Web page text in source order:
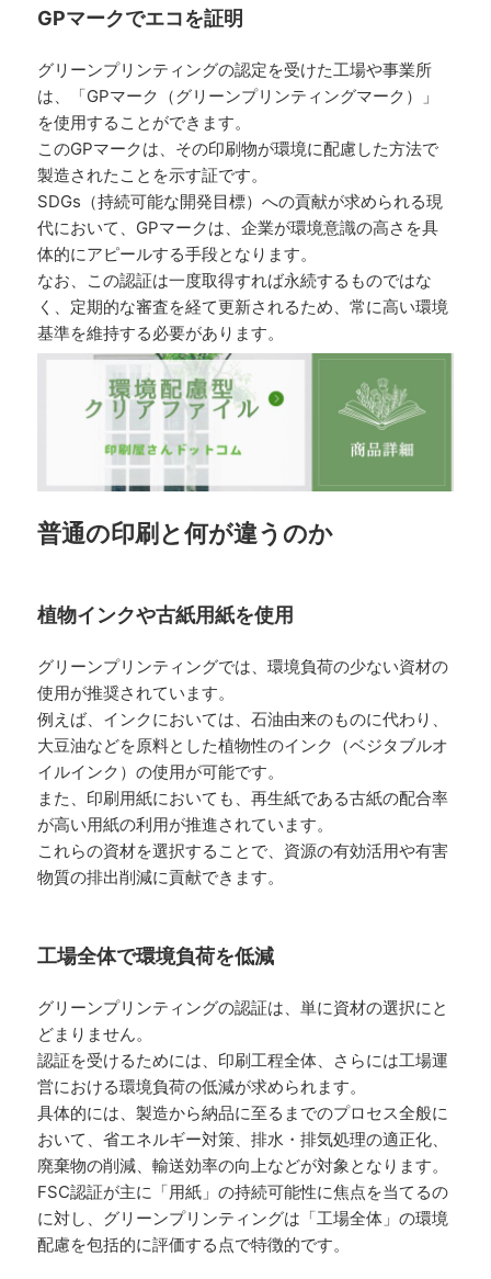
GPマークでエコを証明
グリーンプリンティングの認定を受けた工場や事業所
は、「GPマーク（グリーンプリンティングマーク）」
を使用することができます。
このGPマークは、その印刷物が環境に配慮した方法で
製造されたことを示す証です。
SDGs（持続可能な開発目標）への貢献が求められる現
代において、GPマークは、企業が環境意識の高さを具
体的にアピールする手段となります。
なお、この認証は一度取得すれば永続するものではな
く、定期的な審査を経て更新されるため、常に高い環境
基準を維持する必要があります。
普通の印刷と何が違うのか
植物インクや古紙用紙を使用
グリーンプリンティングでは、環境負荷の少ない資材の
使用が推奨されています。
例えば、インクにおいては、石油由来のものに代わり、
大豆油などを原料とした植物性のインク（ベジタブルオ
イルインク）の使用が可能です。
また、印刷用紙においても、再生紙である古紙の配合率
が高い用紙の利用が推進されています。
これらの資材を選択することで、資源の有効活用や有害
物質の排出削減に貢献できます。
工場全体で環境負荷を低減
グリーンプリンティングの認証は、単に資材の選択にと
どまりません。
認証を受けるためには、印刷工程全体、さらには工場運
営における環境負荷の低減が求められます。
具体的には、製造から納品に至るまでのプロセス全般に
おいて、省エネルギー対策、排水・排気処理の適正化、
廃棄物の削減、輸送効率の向上などが対象となります。
FSC認証が主に「用紙」の持続可能性に焦点を当てるの
に対し、グリーンプリンティングは「工場全体」の環境
配慮を包括的に評価する点で特徴的です。